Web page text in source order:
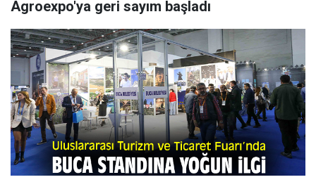
Agroexpo'ya geri sayım başladı